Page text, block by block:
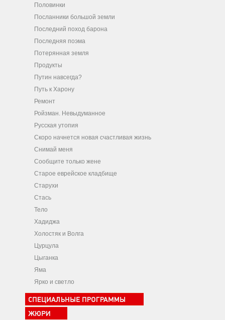
Половинки
Посланники большой земли
Последний поход барона
Последняя поэма
Потерянная земля
Продукты
Путин навсегда?
Путь к Харону
Ремонт
Ройзман. Невыдуманное
Русская утопия
Скоро начнется новая счастливая жизнь
Снимай меня
Сообщите только жене
Старое еврейское кладбище
Старухи
Стась
Тело
Хадиджа
Холостяк и Волга
Цурцула
Цыганка
Яма
Ярко и светло